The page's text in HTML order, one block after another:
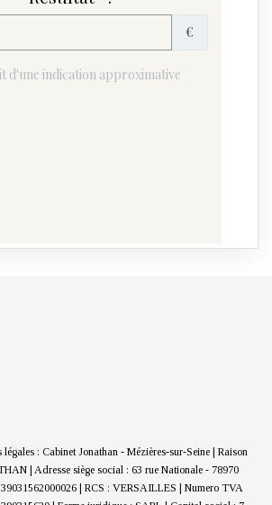
: Cabinet Jonathan - Mézières-sur-Seine | Raison
| Adresse siège social : 63 rue Nationale - 78970
| RCS : VERSAILLES | Numero TVA